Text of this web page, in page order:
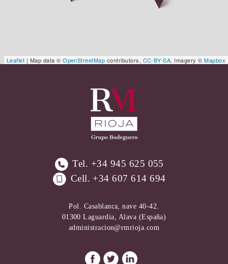
Leaflet | Map data ©OpenStreetMap contributors, CC-BY-SA, Imagery ©Mapbox
Tel. +34 945 625 055
Cell. +34 607 614 694
Pol. Casablanca, nave 40-42.
01300 Laguardia, Alava (España)
administracion@rmrioja.com